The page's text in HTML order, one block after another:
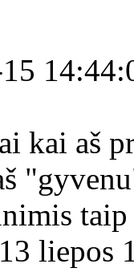
kai aš
liepos